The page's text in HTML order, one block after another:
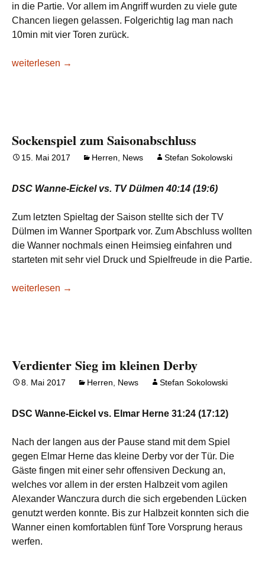
in die Partie. Vor allem im Angriff wurden zu viele gute
Chancen liegen gelassen. Folgerichtig lag man nach
10min mit vier Toren zurück.
Auswärtssieg nach Startschwierigkeiten
weiterlesen →
Sockenspiel zum Saisonabschluss
15. Mai 2017 Herren News Stefan Sokolowski
DSC Wanne-Eickel vs. TV Dülmen 40:14 (19:6)
Zum letzten Spieltag der Saison stellte sich der TV
Dülmen im Wanner Sportpark vor. Zum Abschluss wollten
die Wanner nochmals einen Heimsieg einfahren und
starteten mit sehr viel Druck und Spielfreude in die Partie.
Sockenspiel zum Saisonabschluss
weiterlesen →
Verdienter Sieg im kleinen Derby
8. Mai 2017 Herren News Stefan Sokolowski
DSC Wanne-Eickel vs. Elmar Herne 31:24 (17:12)
Nach der langen aus der Pause stand mit dem Spiel
gegen Elmar Herne das kleine Derby vor der Tür. Die
Gäste fingen mit einer sehr offensiven Deckung an,
welches vor allem in der ersten Halbzeit vom agilen
Alexander Wanczura durch die sich ergebenden Lücken
genutzt werden konnte. Bis zur Halbzeit konnten sich die
Wanner einen komfortablen fünf Tore Vorsprung heraus
werfen.